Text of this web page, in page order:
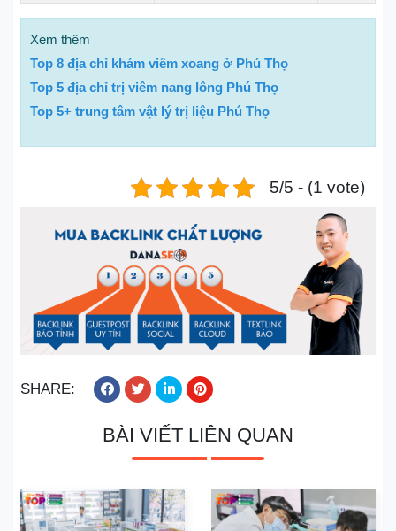
Xem thêm
Top 8 địa chỉ khám viêm xoang ở Phú Thọ
Top 5 địa chỉ trị viêm nang lông Phú Thọ
Top 5+ trung tâm vật lý trị liệu Phú Thọ
5/5 - (1 vote)
SHARE:
BÀI VIẾT LIÊN QUAN